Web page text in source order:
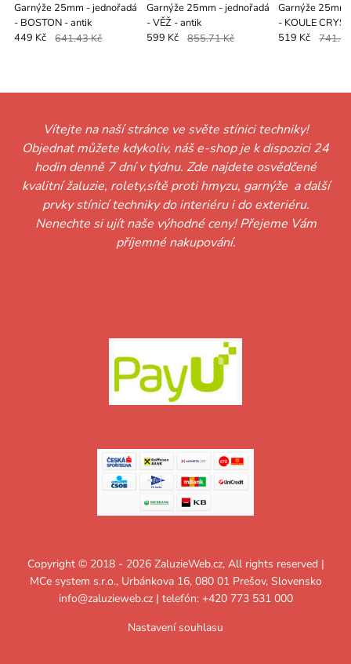
Garnýže 25mm - jednořadá
- BOSTON - antik
449 Kč 641.43 Kč
Garnýže 25mm - jednořadá
- VĚŽ - antik
599 Kč 855.71 Kč
Garnýže 25mm
- KOULE
519 Kč
Vítejte na naší stránce ve světe stínici techniky!
Objednat můžete kdykoliv, náš e-shop je k dispozici 24
hodin denně 7 dní v týdnu. Zde najdete osvědčené
kvalitní žaluzie, rolety,sítě proti hmyzu, garnýže a další
prvky stínicí techniky do interiéru i do exteriéru.
Nenechte si ujít naše výhodné ceny! Přejeme Vám
příjemné nakupování.
Copyright © 2018 - 2026 ZaluzieWeb.cz, All rights reserved |
MCe system s.r.o., Urbánkova 16, 080 01 Prešov, Slovensko
info@zaluzieweb.cz| telefón: +420 773 531 000
Nastavení souhlasu